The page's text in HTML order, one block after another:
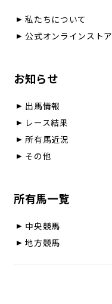
私たちについて
公式オンラインストア
お知らせ
出馬情報
レース結果
所有馬近況
その他
所有馬一覧
中央競馬
地方競馬